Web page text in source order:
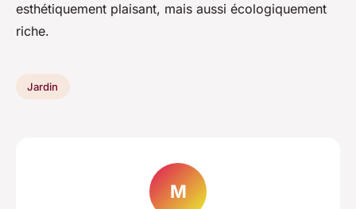
esthétiquement plaisant, mais aussi écologiquement
riche.
Jardin
M